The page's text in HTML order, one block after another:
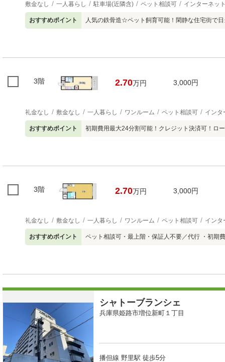
敷金なし 一人暮らし 駐車場(近隣含) ペット相談可 インターネッ
おすすめポイント 人気の鉄骨造☆ペット飼育可能！閑静な住宅街で
3階 2.70万円 3,000円
礼金なし 敷金なし 一人暮らし ワンルーム ペット相談可 インタ
おすすめポイント 初期費用最大24分割可能！クレジット決済可！ロ
3階 2.70万円 3,000円
礼金なし 敷金なし 一人暮らし ワンルーム ペット相談可 インタ
おすすめポイント ペット相談可・最上階・保証人不要／代行 ・初期
シャトーブランシェ
兵庫県姫路市増位新町１丁目
播但線 野里駅 徒歩5分